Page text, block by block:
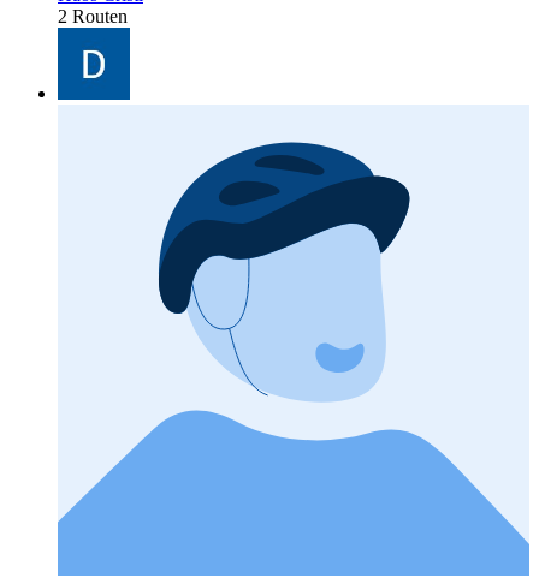
2 Routen